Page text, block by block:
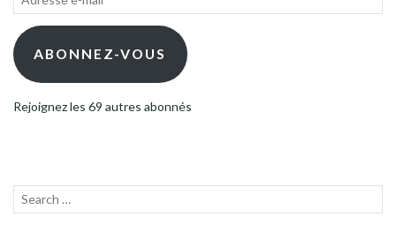
mail ABONNEZ-VOUS
Rejoignez les 69 autres abonnés
Recherche